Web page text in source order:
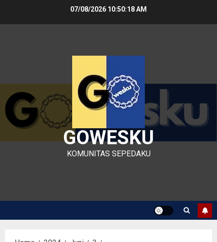
07/08/2026 10:50:19 AM
GOWESKU
KOMUNITAS SEPEDAKU